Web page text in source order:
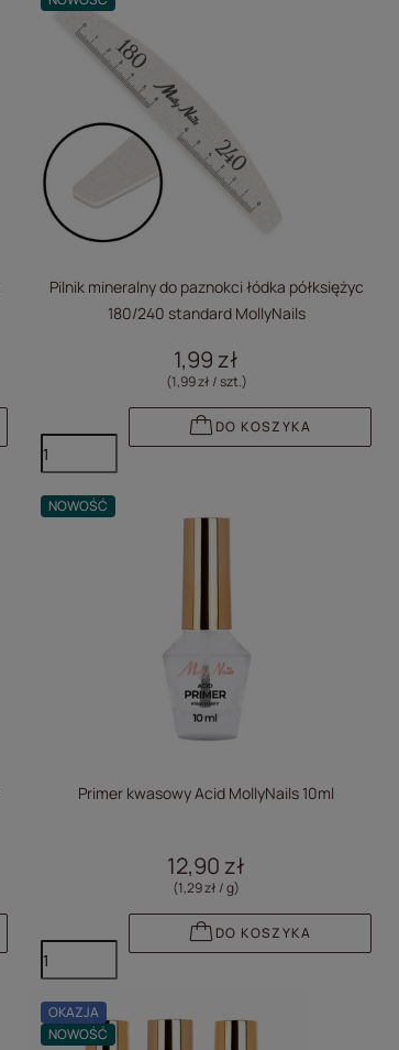
Pilnik mineralny do paznokci łódka półksiężyc
180/240 standard MollyNails
1,99 zł
(1,99 zł / szt.)
DO KOSZYKA
NOWOŚĆ
Primer kwasowy Acid MollyNails 10ml
12,90 zł
(1,29 zł / g)
DO KOSZYKA
OKAZJA
NOWOŚĆ